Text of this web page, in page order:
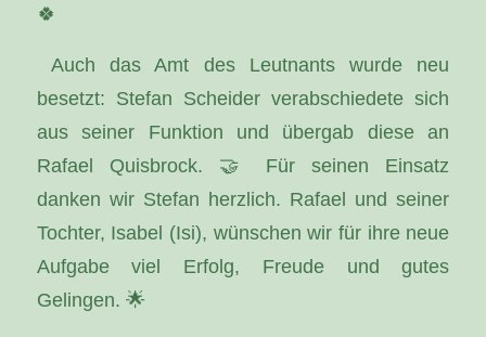
🍀
Auch das Amt des Leutnants wurde neu
besetzt: Stefan Scheider verabschiedete sich
aus seiner Funktion und übergab diese an
Rafael Quisbrock. 🤝 Für seinen Einsatz
danken wir Stefan herzlich. Rafael und seiner
Tochter, Isabel (Isi), wünschen wir für ihre neue
Aufgabe viel Erfolg, Freude und gutes
Gelingen. 🌟